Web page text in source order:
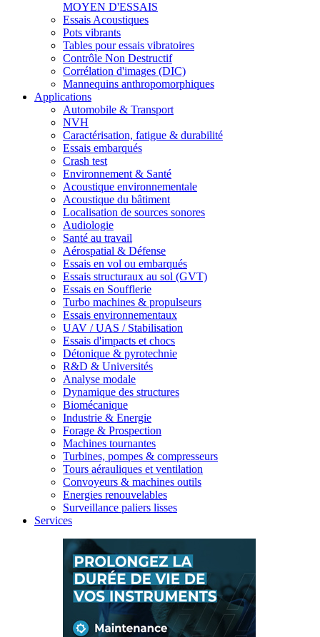
MOYEN D'ESSAIS
Essais Acoustiques
Pots vibrants
Tables pour essais vibratoires
Contrôle Non Destructif
Corrélation d'images (DIC)
Mannequins anthropomorphiques
Applications
Automobile & Transport
NVH
Caractérisation, fatigue & durabilité
Essais embarqués
Crash test
Environnement & Santé
Acoustique environnementale
Acoustique du bâtiment
Localisation de sources sonores
Audiologie
Santé au travail
Aérospatial & Défense
Essais en vol ou embarqués
Essais structuraux au sol (GVT)
Essais en Soufflerie
Turbo machines & propulseurs
Essais environnementaux
UAV / UAS / Stabilisation
Essais d'impacts et chocs
Détonique & pyrotechnie
R&D & Universités
Analyse modale
Dynamique des structures
Biomécanique
Industrie & Energie
Forage & Prospection
Machines tournantes
Turbines, pompes & compresseurs
Tours aérauliques et ventilation
Convoyeurs & machines outils
Energies renouvelables
Surveillance paliers lisses
Services